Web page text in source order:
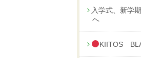
入学式、新学
へ
KIITOS